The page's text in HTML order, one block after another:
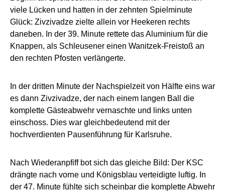
viele Lücken und hatten in der zehnten Spielminute
Glück: Zivzivadze zielte allein vor Heekeren rechts
daneben. In der 39. Minute rettete das Aluminium für die
Knappen, als Schleusener einen Wanitzek-Freistoß an
den rechten Pfosten verlängerte.
In der dritten Minute der Nachspielzeit von Hälfte eins war
es dann Zivzivadze, der nach einem langen Ball die
komplette Gästeabwehr vernaschte und links unten
einschoss. Dies war gleichbedeutend mit der
hochverdienten Pausenführung für Karlsruhe.
Nach Wiederanpfiff bot sich das gleiche Bild: Der KSC
drängte nach vorne und Königsblau verteidigte luftig. In
der 47. Minute fühlte sich scheinbar die komplette Abwehr